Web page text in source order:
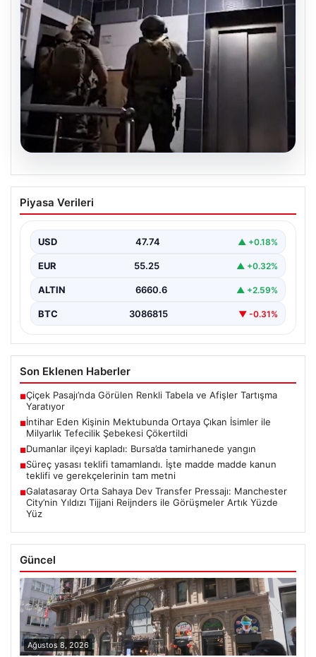
07.08.2026
İntihar Eden Kişinin Mektubunda Ortaya
Çıkan İsimler ile Milyarlık Tefecilik
Elazığ’da, tefecilere borçlandığını belirterek yaşamına
alan…
Piyasa Verileri
USD 47.74 ▲ +0.18%
EUR 55.25 ▲ +0.32%
ALTIN 6660.6 ▲ +2.59%
BTC 3086815 ▼ -0.31%
Son Eklenen Haberler
■Çiçek Pasajı’nda Görülen Renkli Tabela ve Afişler Tartışma
Yaratıyor
■İntihar Eden Kişinin Mektubunda Ortaya Çıkan İsimler ile
Milyarlık Tefecilik Şebekesi Çökertildi
■Dumanlar ilçeyi kapladı: Bursa’da tamirhanede yangın
■Süreç yasası teklifi tamamlandı. İşte madde madde kanun
teklifi ve gerekçelerinin tam metni
■Galatasaray Orta Sahaya Dev Transfer Pressajı: Manchester
City’nin Yıldızı Tijjani Reijnders ile Görüşmeler Artık Yüzde
Yüz
Güncel
Ağustos 8, 2026